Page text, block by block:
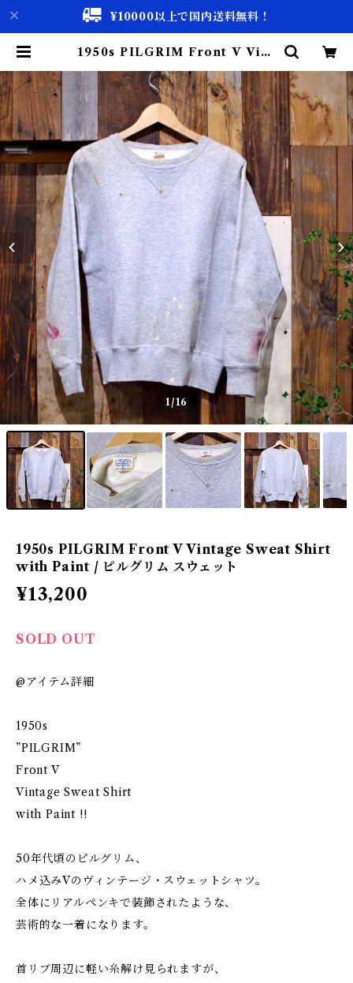
¥10000以上で国内送料無料！
1950s PILGRIM Front V Vint
ピルグリム スウェット | 古着屋 仙
台 biscco【古着 & Vintage 通
販】
1/16
1950s PILGRIM Front V Vintage Sweat Shirt
with Paint / ピルグリム スウェット
¥13,200
SOLD OUT
@アイテム詳細
1950s
”PILGRIM”
Front V
Vintage Sweat Shirt
with Paint !!
50年代頃のピルグリム、
ハメ込みVのヴィンテージ・スウェットシャツ。
全体にリアルペンキで装飾されたような、
芸術的な一着になります。
首リブ周辺に軽い糸解け見られますが、